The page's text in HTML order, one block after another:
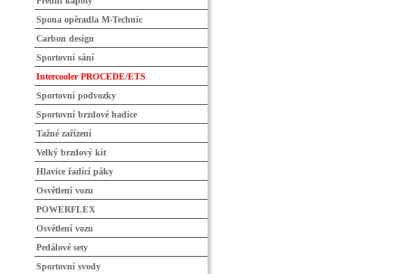
Spona opěradla M-Technic
Carbon design
Sportovní sání
Intercooler PROCEDE/ETS
Sportovní podvozky
Sportovní brzdové hadice
Tažné zařízení
Velký brzdový kit
Hlavice řadící páky
Osvětlení vozu
POWERFLEX
Osvětlení vozu
Pedálové sety
Sportovní svody